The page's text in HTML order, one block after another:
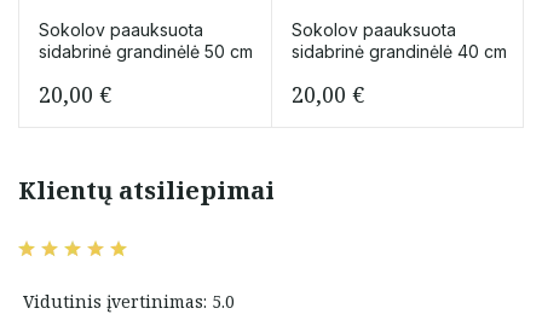
Sokolov paauksuota
sidabrinė grandinėlė 50 cm
20,00 €
Sokolov paauksuota
sidabrinė grandinėlė 40 cm
20,00 €
Klientų atsiliepimai
Vidutinis įvertinimas: 5.0